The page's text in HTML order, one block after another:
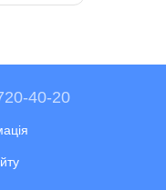
40-20